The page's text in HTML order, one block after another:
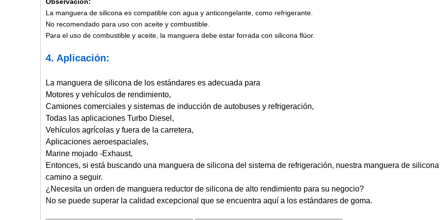
La manguera de silicona es compatible con agua y anticongelante, como refrigerante.
No recomendado para uso con aceite y combustible.
Para el uso de combustible y aceite, la manguera debe estar forrada con silicona flúor.
4. Aplicación:
La manguera de silicona de los estándares es adecuada para
Motores y vehículos de rendimiento,
Camiones comerciales y sistemas de inducción de autobuses y refrigeración,
Todas las aplicaciones Turbo Diesel,
Vehículos agrícolas y fuera de la carretera,
Aplicaciones aeroespaciales,
Marine mojado -Exhaust,
Entonces, si está buscando una manguera de silicona del sistema de refrigeración, nuestra manguera de silicona
camino a seguir.
¿Necesita un orden de manguera reductor de silicona de alto rendimiento para su negocio?
No se puede superar la calidad excepcional que se encuentra aquí a los estándares de goma.